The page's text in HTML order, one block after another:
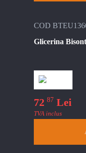
COD
Glicerina
72 87 Lei
TVA inclus